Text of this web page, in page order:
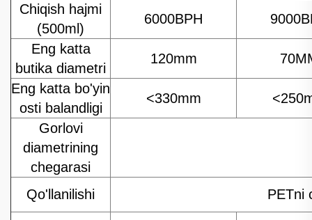
Chiqish hajmi
(500ml)
6000BPH
Eng katta
butika diametri
120mm
Eng katta bo'yin
osti balandligi
<330mm
Gorlovi
diametrining
chegarasi
Qo'llanilishi
PETni